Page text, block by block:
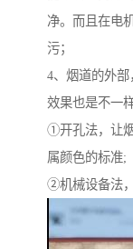
净。而且在电
污；
4、烟道的外
效果也是不一样
①开孔法，让
属颜色的标准;
②机械设备法，